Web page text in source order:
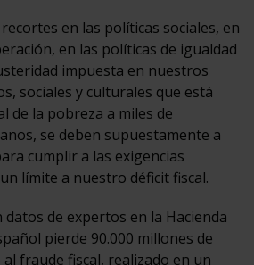
en las políticas sociales, en
en las políticas de igualdad
impuesta en nuestros
sociales y culturales que está
de la pobreza a miles de
se deben supuestamente a
cumplir a las exigencias
límite a nuestro déficit fiscal.
de expertos en la Hacienda
pierde 90.000 millones de
fraude fiscal, realizado en un